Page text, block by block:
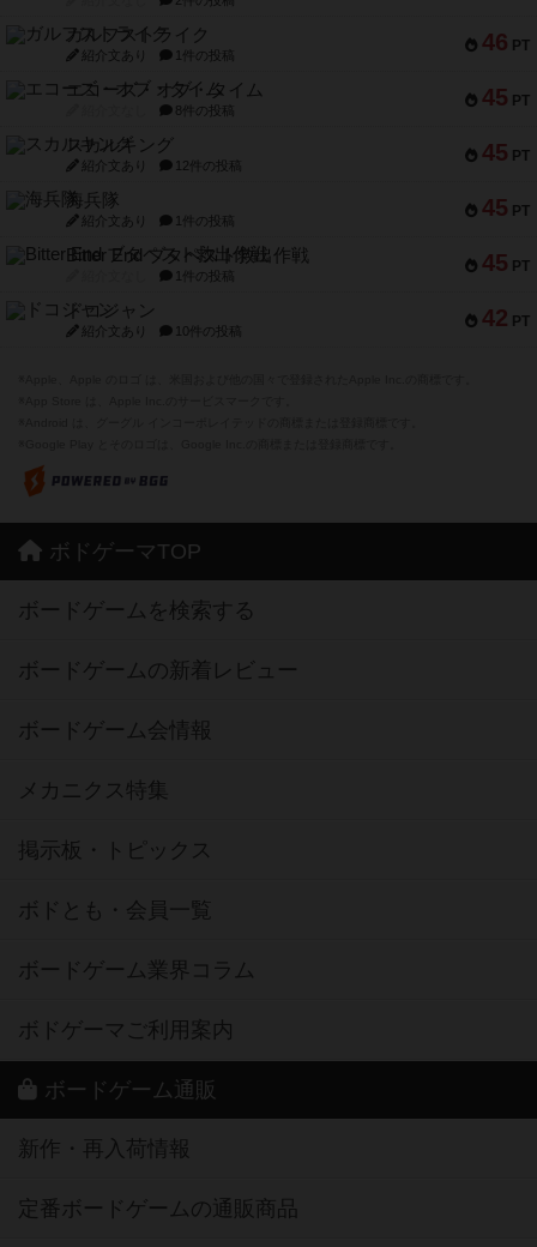
46 PT
ガルフストライク
紹介文あり 1件の投稿
45 PT
エコーズ・オブ・タイム
8件の投稿
45 PT
スカルキング
紹介文あり 12件の投稿
45 PT
海兵隊
紹介文あり 1件の投稿
45 PT
Bitter End ブタペスト救出作戦
1件の投稿
42 PT
ドコジャン
紹介文あり 10件の投稿
ボドゲーマTOP
ボードゲームを検索する
ボードゲームの新着レビュー
ボードゲーム会情報
メカニクス特集
掲示板・トピックス
ボドとも・会員一覧
ボードゲーム業界コラム
ボドゲーマご利用案内
ボードゲーム通販
新作・再入荷情報
定番ボードゲームの通販商品